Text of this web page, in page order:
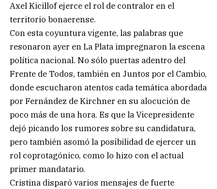
Axel Kicillof ejerce el rol de contralor en el
territorio bonaerense.
Con esta coyuntura vigente, las palabras que
resonaron ayer en La Plata impregnaron la escena
política nacional. No sólo puertas adentro del
Frente de Todos, también en Juntos por el Cambio,
donde escucharon atentos cada temática abordada
por Fernández de Kirchner en su alocución de
poco más de una hora. Es que la Vicepresidente
dejó picando los rumores sobre su candidatura,
pero también asomó la posibilidad de ejercer un
rol coprotagónico, como lo hizo con el actual
primer mandatario.
Cristina disparó varios mensajes de fuerte